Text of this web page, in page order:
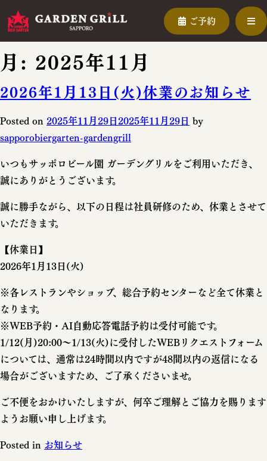
ご予約
月: 2025年11月
2026年1月13日(火)休業のお知らせ
Posted on 2025年11月29日2025年11月29日 by
sapporobiergarten-gardengrill
いつもサッポロビール園 ガーデングリルをご利用いただき、
誠にありがとうございます。
誠に勝手ながら、以下の日程は社員研修のため、休業とさせて
いただきます。
【休業日】
2026年1月13日(火)
※各レストランやショップ、総合予約センターなど全て休業と
なります。
※WEB予約・AI自動応答電話予約は受付可能です。
1/12(月)20:00～1/13(火)に受付したWEBリクエストフォーム
については、通常は24時間以内ですが48間以内の返信になる
場合がございますため、ご了承くださいませ。
ご不便をおかけいたしますが、何卒ご理解とご協力を賜ります
ようお願い申し上げます。
Posted in お知らせ